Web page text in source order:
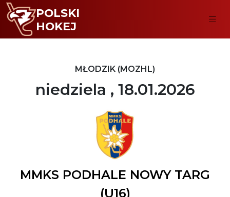
POLSKI
HOKEJ
MŁODZIK (MOZHL)
niedziela , 18.01.2026
MMKS PODHALE NOWY TARG
(U16)